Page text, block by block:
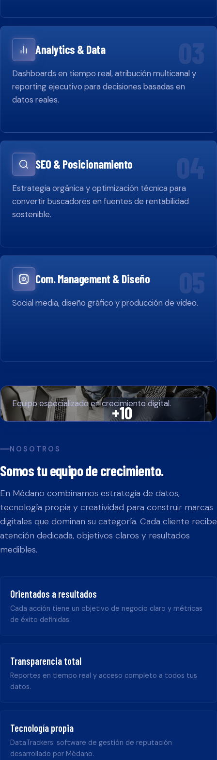
03
Analytics & Data
Dashboards en tiempo real, atribución multicanal y
reporting ejecutivo para decisiones basadas en
datos reales.
04
SEO & Posicionamiento
Estrategia orgánica y optimización técnica para
convertir buscadores en fuentes de rentabilidad
sostenible.
05
Com. Management & Diseño
Social media, diseño gráfico y producción de video.
+10
Equipo especializado en crecimiento digital.
NOSOTROS
Somos tu equipo de crecimiento.
En Médano combinamos estrategia de datos,
tecnología propia y creatividad para construir marcas
digitales que dominan su categoría. Cada cliente recibe
atención dedicada, objetivos claros y resultados
medibles.
Orientados a resultados
Cada acción tiene un objetivo de negocio claro y métricas
de éxito definidas.
Transparencia total
Reportes en tiempo real y acceso completo a todos tus
datos.
Tecnología propia
DataTrackers: software de gestión de reputación
desarrollado por Médano.